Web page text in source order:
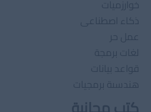
خوارزميات
ذكاء اصطناعى
عمل حر
لغات برمجة
قواعد بيانات
هندسىة برمجيات